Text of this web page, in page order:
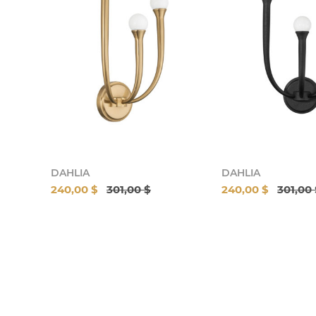
DAHLIA
240,00 $ 301,00 $
DAHLIA
240,00 $ 301,00